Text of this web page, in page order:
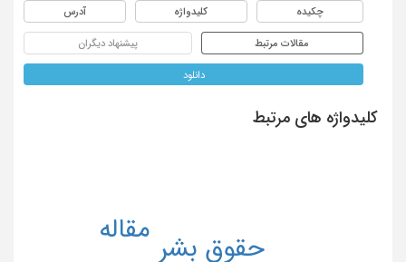
چکیده کلیدواژه آدرس
مقالات مرتبط پیشنهاد دیگران
دانلود
کلیدواژه های مرتبط
حقوق بشر
مقاله